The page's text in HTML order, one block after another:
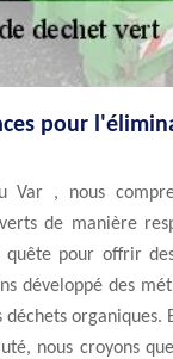
pour
Var , nous
de manière
quête pour offrir
développé des
déchets organiques.
nous croyons